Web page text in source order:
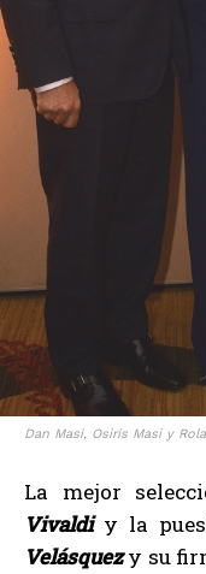
Dan Masi, Osiris Masi y
La mejor
Vivaldiy la
Velásquezy su